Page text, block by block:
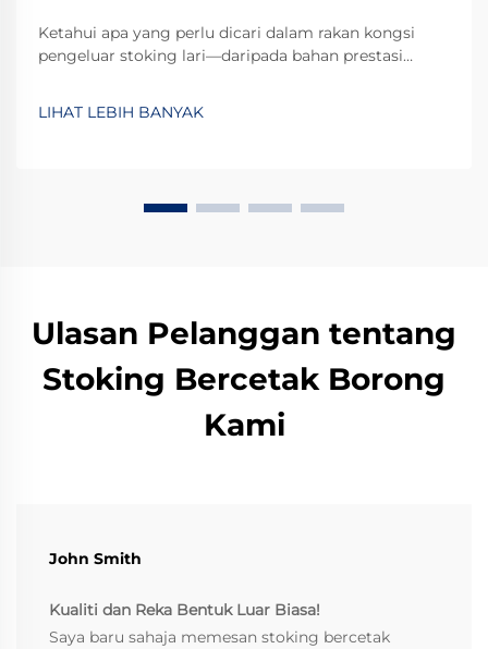
Ketahui apa yang perlu dicari dalam rakan kongsi
pengeluar stoking lari—daripada bahan prestasi
pematuhan. Dapatkan senarai semak audit kilang hari
LIHAT LEBIH BANYAK
Ulasan Pelanggan tentang
Stoking Bercetak Borong
Kami
John Smith
Kualiti dan Reka Bentuk Luar Biasa!
Saya baru sahaja memesan stoking bercetak